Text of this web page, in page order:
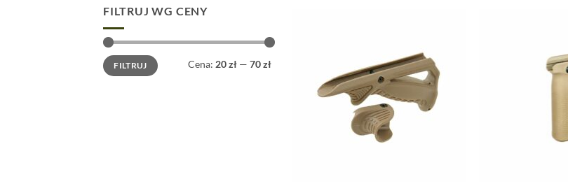
FILTRUJ WG CENY
Cena
min
Cena
maxFILTRUJ Cena: 20 zł — 70 zł